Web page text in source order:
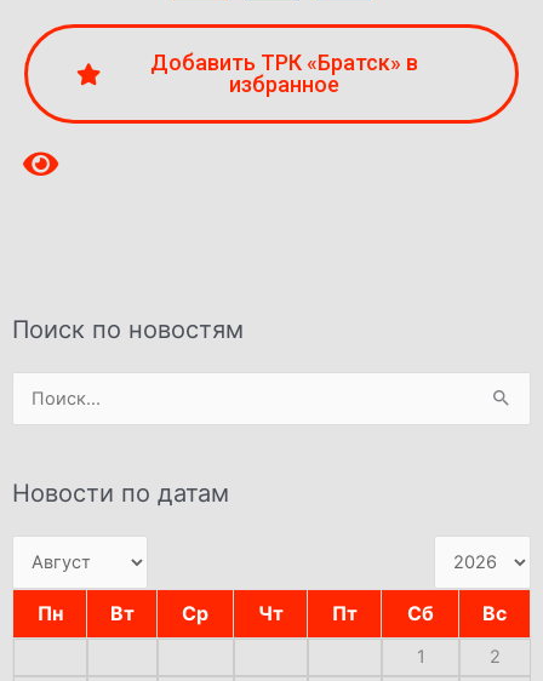
Добавить ТРК «Братск» в
избранное
Поиск по новостям
Поиск:
Новости по датам
Пн Вт Ср Чт Пт Сб Вс
1
2